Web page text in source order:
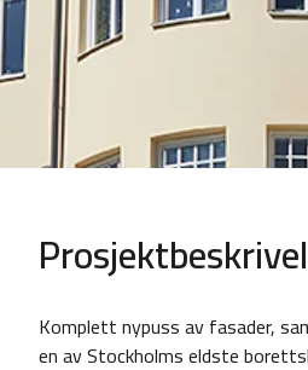
Komplett nypuss av fasader,
en av Stockholms eldste